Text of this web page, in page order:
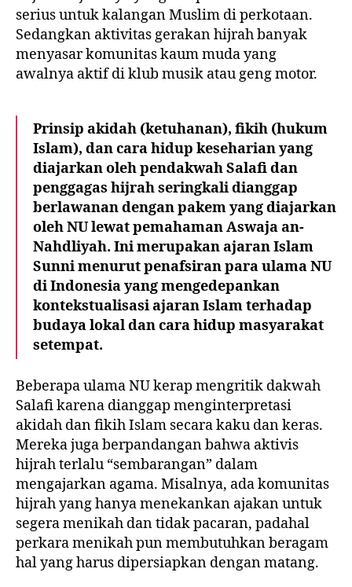
seriusuntuk kalangan Muslim di perkotaan.
Sedangkan aktivitas gerakan hijrah banyak
menyasar komunitas kaum muda yang
awalnya aktif diklub musik ataugeng motor.
Prinsip akidah (ketuhanan), fikih (hukum
Islam), dan cara hidup keseharian yang
diajarkan oleh pendakwah Salafi dan
penggagas hijrah seringkali dianggap
berlawanan dengan pakem yang diajarkan
oleh NU lewat pemahaman Aswaja an-
Nahdliyah. Ini merupakan ajaran Islam
Sunni menurut penafsiran para ulama NU
di Indonesia yang mengedepankan
kontekstualisasi ajaran Islam terhadap
budaya lokal dan cara hidup masyarakat
setempat.
Beberapa ulama NU kerap mengritik dakwah
Salafi karena dianggap menginterpretasi
akidah dan fikih Islam secara kaku dan keras.
Mereka juga berpandangan bahwa aktivis
hijrahterlalu “sembarangan” dalam
mengajarkan agama. Misalnya, ada komunitas
hijrah yang hanya menekankan ajakan untuk
segera menikah dan tidak pacaran, padahal
perkara menikah pun membutuhkan beragam
hal yang harus dipersiapkan dengan matang.